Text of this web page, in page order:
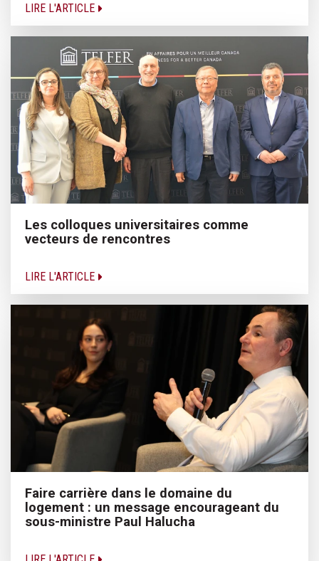
LIRE L'ARTICLE
Les colloques universitaires comme
vecteurs de rencontres
LIRE L'ARTICLE
Faire carrière dans le domaine du
logement : un message encourageant du
sous-ministre Paul Halucha